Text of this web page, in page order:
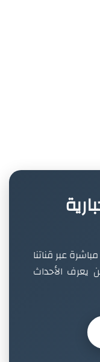
عبر قناتنا
يعرف الأحداث